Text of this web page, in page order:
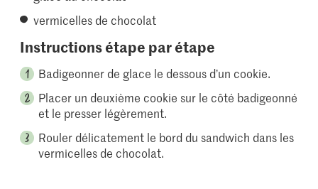
vermicelles de chocolat
Instructions étape par étape
Badigeonner de glace le dessous d’un cookie.
Placer un deuxième cookie sur le côté badigeonné
et le presser légèrement.
Rouler délicatement le bord du sandwich dans les
vermicelles de chocolat.